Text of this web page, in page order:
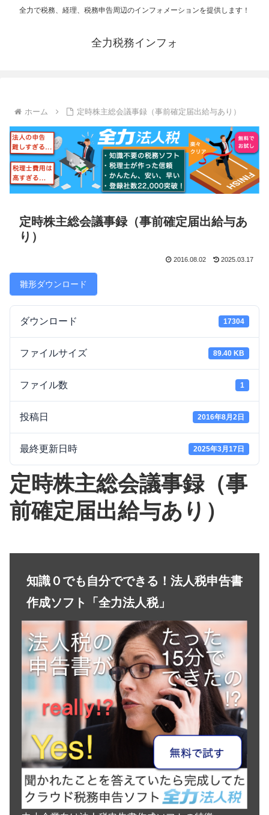
全力で税務、経理、税務申告周辺のインフォメーションを提供します！
全力税務インフォ
ホーム 定時株主総会議事録（事前確定届出給与あり）
定時株主総会議事録（事前確定届出給与あ
り）
2016.08.02 2025.03.17
雛形ダウンロード
ダウンロード 17304
ファイルサイズ 89.40 KB
ファイル数 1
投稿日 2016年8月2日
最終更新日時 2025年3月17日
定時株主総会議事録（事
前確定届出給与あり）
知識０でも自分でできる！法人税申告書
作成ソフト「全力法人税」